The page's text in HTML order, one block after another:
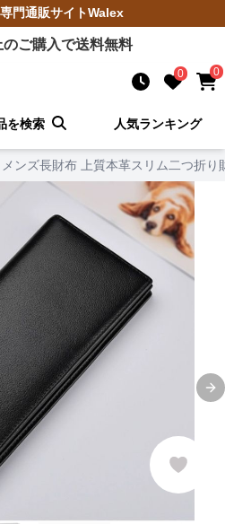
専門通販サイトWalex
ご購入で送料無料
0 0
を検索 人気ランキング
メンズ長財布 上質本革スリム二つ折り